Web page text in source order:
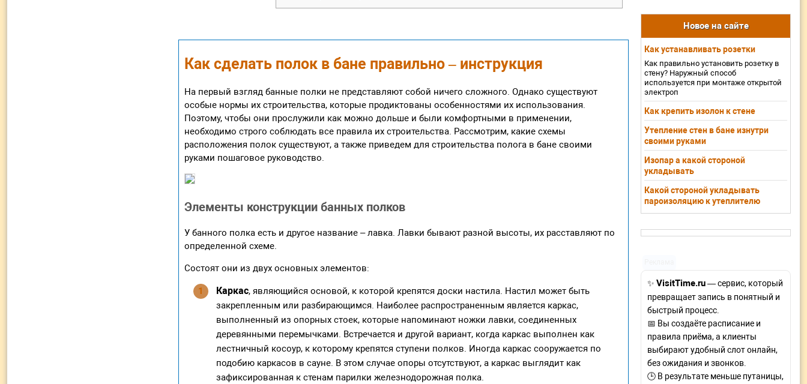
Как сделать полок в бане правильно – инструкция
На первый взгляд банные полки не представляют собой ничего сложного. Однако существуют
особые нормы их строительства, которые продиктованы особенностями их использования.
Поэтому, чтобы они прослужили как можно дольше и были комфортными в применении,
необходимо строго соблюдать все правила их строительства. Рассмотрим, какие схемы
расположения полок существуют, а также приведем для строительства полога в бане своими
руками пошаговое руководство.
Элементы конструкции банных полков
У банного полка есть и другое название – лавка. Лавки бывают разной высоты, их расставляют по
определенной схеме.
Состоят они из двух основных элементов:
Каркас, являющийся основой, к которой крепятся доски настила. Настил может быть
закрепленным или разбирающимся. Наиболее распространенным является каркас,
выполненный из опорных стоек, которые напоминают ножки лавки, соединенных
деревянными перемычками. Встречается и другой вариант, когда каркас выполнен как
лестничный косоур, к которому крепятся ступени полков. Иногда каркас сооружается по
подобию каркасов в сауне. В этом случае опоры отсутствуют, а каркас выглядит как
зафиксированная к стенам парилки железнодорожная полка.
Новое на сайте
Как устанавливать розетки
Как правильно установить розетку в
стену? Наружный способ
используется при монтаже открытой
электроп
Как крепить изолон к стене
Утепление стен в бане изнутри
своими руками
Изопар а какой стороной
укладывать
Какой стороной укладывать
пароизоляцию к утеплителю
✨ VisitTime.ru— сервис, который
превращает запись в понятный и
быстрый процесс.
📅 Вы создаёте расписание и
правила приёма, а клиенты
выбирают удобный слот онлайн,
без ожидания и звонков.
🕒 В результате меньше путаницы,